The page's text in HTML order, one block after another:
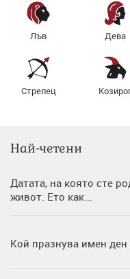
Лъв Дева
Стрелец
Най-четени
Датата, на която сте
живот. Ето как...
Кой празнува имен ден